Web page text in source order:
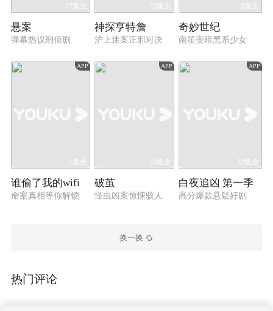
17集全
悬案
弹幕热议刑侦剧
33集全
神探亨特詹
沪上迷案正邪对决
8集全
奇妙世纪
南笙变暗黑系少女
APP
1集全
谁偷了我的wifi
命案真相等你解锁
APP
24集全
破茧
怪虫凶案惊悚骇人
APP
32集全
白夜追凶 第一季
高分爆款悬疑好剧
换一换
热门评论